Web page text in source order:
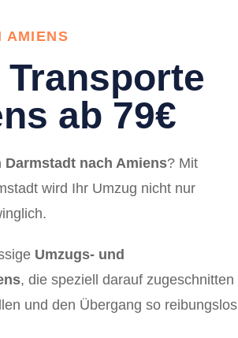
AMIENS
ab 79€
Darmstadt nach Amiens? Mit
wird Ihr Umzug nicht nur
Umzugs- und
, die speziell darauf zugeschnitten
und den Übergang so reibungslos